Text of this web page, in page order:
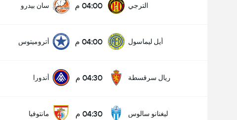
الترجي 04:00 م سان بيدرو
أيل ليماسول 04:00 م أتروميتوس
ريال سرقسطة 04:30 م أندورا
ليغنانو سالوس 04:30 م مانتوفيا